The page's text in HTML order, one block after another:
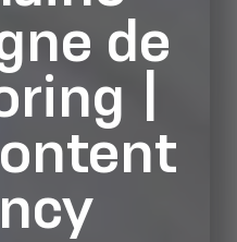
de
|